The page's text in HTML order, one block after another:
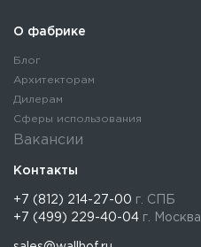
Контакты
+7 (812) 214-27-00 г. СПБ
+7 (499) 229-40-04 г. Москва
О фабрике
Блог
Архитекторам
Дилерам
Сферы использования
Вакансии